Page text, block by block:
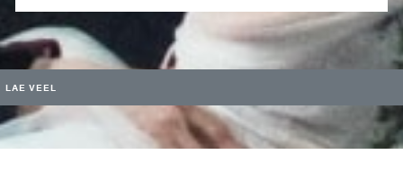
LAE VEEL